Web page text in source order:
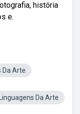
história
e.
Da Arte
Da Arte